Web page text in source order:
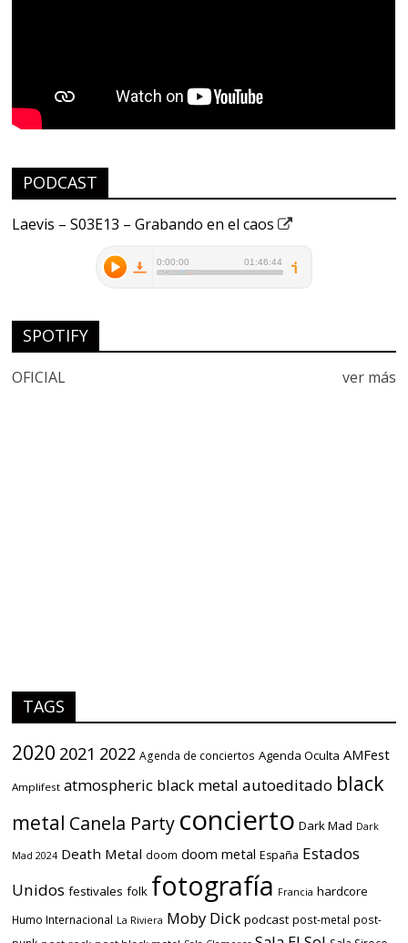
PODCAST
Laevis – S03E13 – Grabando en el caos
SPOTIFY
ver más
OFICIAL
TAGS
2020 2021 2022 Agenda de conciertos Agenda Oculta AMFest
Amplifest atmospheric black metal autoeditado black
metal Canela Party concierto Dark Mad Dark
Mad 2024 Death Metal doom doom metal España Estados
Unidos festivales folk fotografía Francia hardcore
Humo Internacional La Riviera Moby Dick podcast post-metal post-